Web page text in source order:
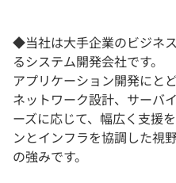
◆当社は大手企業のビジネ
るシステム開発会社です。
アプリケーション開発にと
ネットワーク設計、サーバ
ーズに応じて、幅広く支援
ンとインフラを協調した視
の強みです。